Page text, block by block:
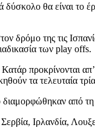
δύσκολο θα είναι το
δρόμο της τις
των play offs.
προκρίνονται
τα τελευταία τρία
διαμορφώθηκαν από
Ιρλανδία,